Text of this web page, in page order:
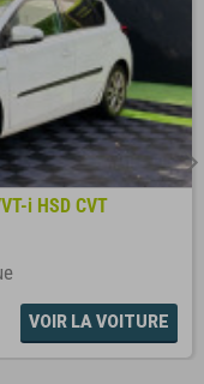
i HSD CVT
VOIR LA VOITURE